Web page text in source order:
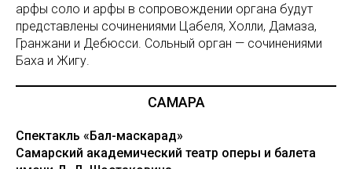
арфы соло и арфы в сопровождении органа будут
представлены сочинениями Цабеля, Холли, Дамаза,
Гранжани и Дебюсси. Сольный орган — сочинениями
Баха и Жигу.
САМАРА
Спектакль «Бал-маскарад»
Самарский академический театр оперы и балета